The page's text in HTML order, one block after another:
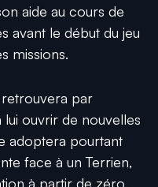
aide au cours de
avant le début du jeu
missions.
par
ouvrir de nouvelles
adoptera pourtant
face à un Terrien,
à partir de zéro.